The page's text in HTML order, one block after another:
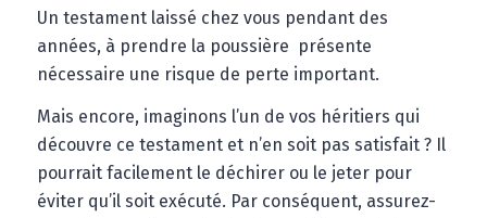
Un testament laissé chez vous pendant des
années, à prendre la poussière présente
nécessaire une risque de perte important.
Mais encore, imaginons l’un de vos héritiers qui
découvre ce testament et n’en soit pas satisfait ? Il
pourrait facilement le déchirer ou le jeter pour
éviter qu’il soit exécuté. Par conséquent, assurez-